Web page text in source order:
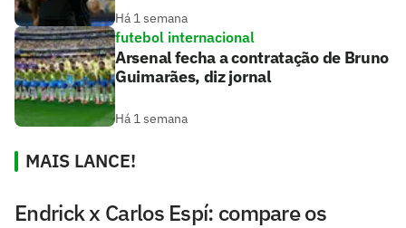
Há 1 semana
futebol internacional
Arsenal fecha a contratação de Bruno
Guimarães, diz jornal
Há 1 semana
MAIS LANCE!
Endrick x Carlos Espí: compare os